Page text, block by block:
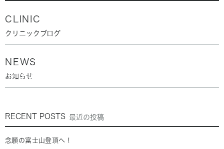
CLINIC
クリニックブログ
NEWS
お知らせ
RECENT POSTS 最近の投稿
念願の富士山登頂へ！